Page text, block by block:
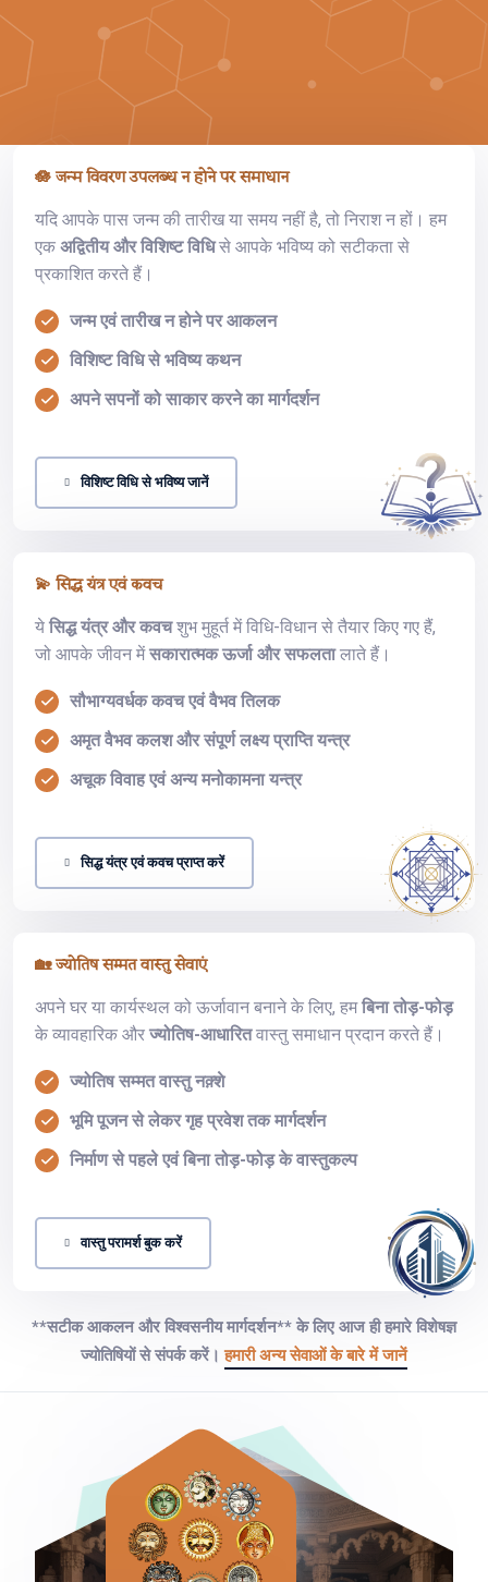
🪷 जन्म विवरण उपलब्ध न होने पर समाधान
यदि आपके पास जन्म की तारीख या समय नहीं है, तो निराश न हों। हम
एक अद्वितीय और विशिष्ट विधिसे आपके भविष्य को सटीकता से
प्रकाशित करते हैं।
जन्म एवं तारीख न होने पर आकलन
विशिष्ट विधि से भविष्य कथन
अपने सपनों को साकार करने का मार्गदर्शन
विशिष्ट विधि से भविष्य जानें
💫 सिद्ध यंत्र एवं कवच
ये सिद्ध यंत्र और कवचशुभ मुहूर्त में विधि-विधान से तैयार किए गए हैं,
जो आपके जीवन मेंसकारात्मक ऊर्जा और सफलतालाते हैं।
सौभाग्यवर्धक कवच एवं वैभव तिलक
अमृत वैभव कलश और संपूर्ण लक्ष्य प्राप्ति यन्त्र
अचूक विवाह एवं अन्य मनोकामना यन्त्र
सिद्ध यंत्र एवं कवच प्राप्त करें
🏡 ज्योतिष सम्मत वास्तु सेवाएं
अपने घर या कार्यस्थल को ऊर्जावान बनाने के लिए, हमबिना तोड़-फोड़
के व्यावहारिक और ज्योतिष-आधारितवास्तु समाधान प्रदान करते हैं।
ज्योतिष सम्मत वास्तु नक़्शे
भूमि पूजन से लेकर गृह प्रवेश तक मार्गदर्शन
निर्माण से पहले एवं बिना तोड़-फोड़ के वास्तुकल्प
वास्तु परामर्श बुक करें
**सटीक आकलन और विश्वसनीय मार्गदर्शन** के लिए आज ही हमारे विशेषज्ञ
ज्योतिषियों से संपर्क करें।हमारी अन्य सेवाओं के बारे में जानें